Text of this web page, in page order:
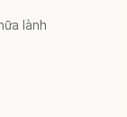
lành